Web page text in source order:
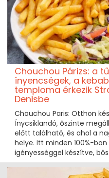
Chouchou Párizs: a
ínyencségek, a
temploma érkezik
Denisbe
Chouchou Paris: Otthon
Ínycsiklandó, őszinte
előtt található, és ahol a
helye. Itt minden 100%-
igényességgel készítve,